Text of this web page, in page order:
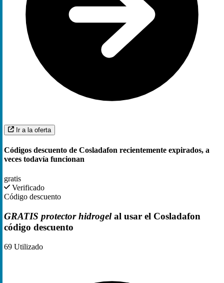
Ir a la oferta
Códigos descuento de Cosladafon recientemente expirados, a
veces todavía funcionan
gratis
Verificado
Código descuento
GRATIS protector hidrogelal usar el Cosladafon
código descuento
69 Utilizado